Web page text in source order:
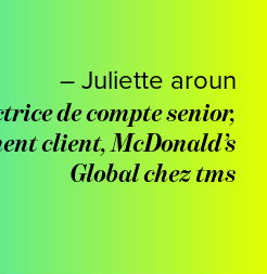
– Juliette aroun
de compte senior,
client, McDonald’s
Global chez tms